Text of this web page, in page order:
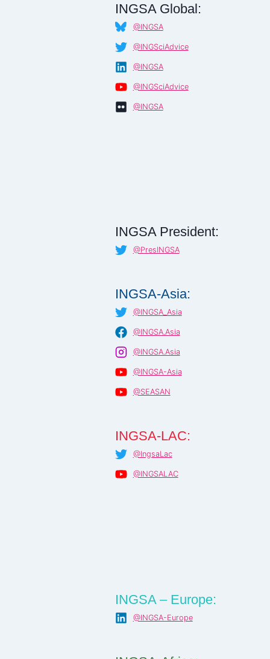
INGSA Global:
@INGSA
@INGSciAdvice
@INGSA
@INGSciAdvice
@INGSA
INGSA President:
@PresINGSA
INGSA-Asia:
@INGSA_Asia
@INGSA.Asia
@INGSA.Asia
@INGSA-Asia
@SEASAN
INGSA-LAC:
@IngsaLac
@INGSALAC
INGSA – Europe:
@INGSA-Europe